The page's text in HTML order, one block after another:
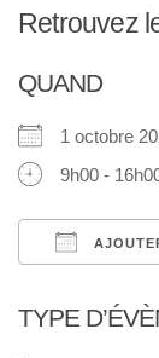
Retrouvez
QUAND
1 octobre
9h00 -
TYPE